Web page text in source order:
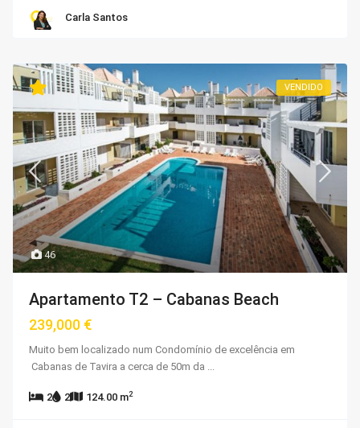
Carla Santos
46
VENDIDO
Apartamento T2 – Cabanas Beach
239,000 €
Muito bem localizado num Condomínio de excelência em
Cabanas de Tavira a cerca de 50m da
2 2 124.00 m2